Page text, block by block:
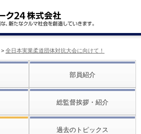
> 全日本実業柔道団体対抗大会に向けて！
部員紹介
総監督挨拶・紹介
過去のトピックス